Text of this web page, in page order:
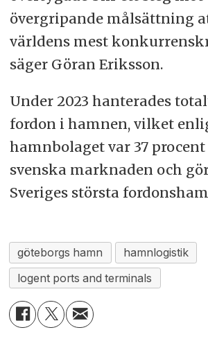
övergripande målsättning
världens mest
säger Göran Eriksson.
Under 2023 hanterades
fordon i hamnen, vilket
hamnbolaget var 37
svenska marknaden och
Sveriges största
göteborgs hamn
hamnlogistik
logent ports and terminals